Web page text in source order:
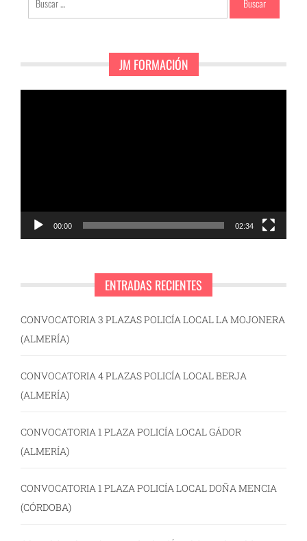
JM FORMACIÓN
00:00 02:34
ENTRADAS RECIENTES
CONVOCATORIA 3 PLAZAS POLICÍA LOCAL LA MOJONERA
(ALMERÍA)
CONVOCATORIA 4 PLAZAS POLICÍA LOCAL BERJA
(ALMERÍA)
CONVOCATORIA 1 PLAZA POLICÍA LOCAL GÁDOR
(ALMERÍA)
CONVOCATORIA 1 PLAZA POLICÍA LOCAL DOÑA MENCIA
(CÓRDOBA)